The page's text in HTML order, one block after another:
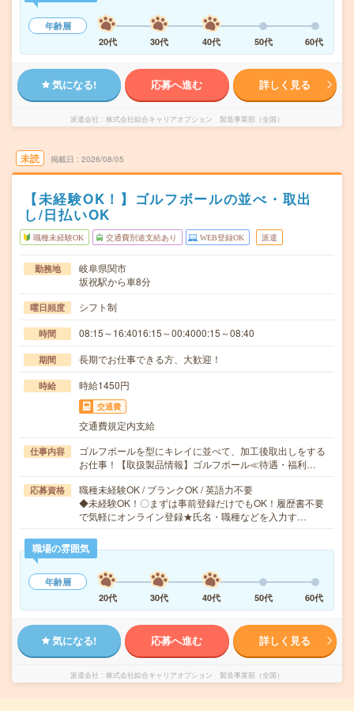
年齢層
20代
30代 40代 50代 60代
気になる! 応募へ進む 詳しく見る
派遣会社 株式会社綜合キャリアオプション 製造事業部（全国）
未読 掲載日 2026/08/05
【未経験OK！】ゴルフボールの並べ・取出
し/日払いOK
職種未経験OK 交通費別途支給あり WEB登録OK 派遣
勤務地
岐阜県関市
坂祝駅から車8分
曜日頻度 シフト制
時間 08:15～16:4016:15～00:4000:15～08:40
期間 長期でお仕事できる方、大歓迎！
時給 時給1450円
交通費
交通費規定内支給
仕事内容
ゴルフボールを型にキレイに並べて、加工後取出しをする
お仕事！【取扱製品情報】ゴルフボール≪待遇・福利…
応募資格
職種未経験OK / ブランクOK / 英語力不要
◆未経験OK！〇まずは事前登録だけでもOK！履歴書不要
で気軽にオンライン登録★氏名・職種などを入力す…
職場の雰囲気
年齢層
20代
30代 40代 50代 60代
気になる! 応募へ進む 詳しく見る
派遣会社 株式会社綜合キャリアオプション 製造事業部（全国）